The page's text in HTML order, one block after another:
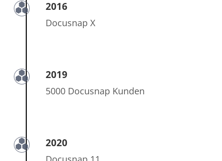
2016
Docusnap X
2019
5000 Docusnap Kunden
2020